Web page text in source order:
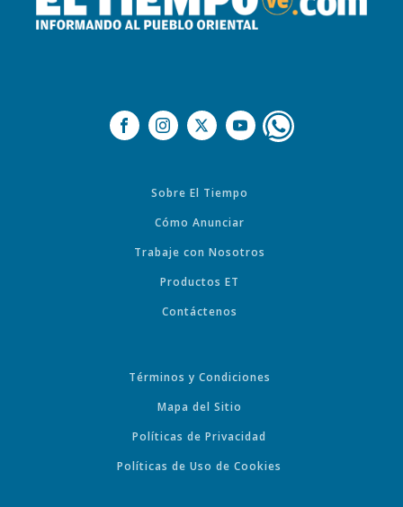
Sobre El Tiempo
Cómo Anunciar
Trabaje con Nosotros
Productos ET
Contáctenos
Términos y Condiciones
Mapa del Sitio
Políticas de Privacidad
Políticas de Uso de Cookies